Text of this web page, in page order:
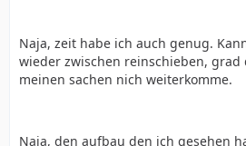
Naja, zeit habe ich auch genug.
wieder zwischen reinschieben, grad
meinen sachen nich weiterkomme.
Naja, den aufbau den ich gesehen